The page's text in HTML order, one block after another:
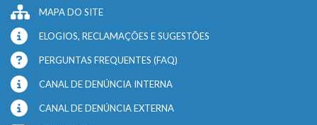
MAPA DO SITE
ELOGIOS, RECLAMAÇÕES E SUGESTÕES
PERGUNTAS FREQUENTES (FAQ)
CANAL DE DENÚNCIA INTERNA
CANAL DE DENÚNCIA EXTERNA